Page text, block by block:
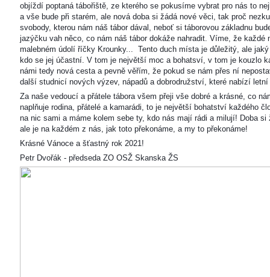
objíždí poptaná tábořiště, ze kterého se pokusíme vybrat pro nás to
a vše bude při starém, ale nová doba si žádá nové věci, tak proč
svobody, kterou nám náš tábor dával, neboť si táborovou základnu
jazýčku vah něco, co nám náš tábor dokáže nahradit. Víme, že
malebném údolí říčky Krounky... Tento duch místa je důležitý, ale
kdo se jej účastní. V tom je největší moc a bohatsví, v tom je kouzlo
námi tedy nová cesta a pevně věřím, že pokud se nám přes ní
další studnicí nových výzev, nápadů a dobrodružství, které nabízí letní
Za naše vedoucí a přátele tábora všem přeji vše dobré a krásné, co
naplňuje rodina, přátelé a kamarádi, to je největší bohatství každého
na nic sami a máme kolem sebe ty, kdo nás mají rádi a milují! Doba
ale je na každém z nás, jak toto překonáme, a my to překonáme!
Krásné Vánoce a šťastný rok 2021!
Petr Dvořák - předseda ZO OSŽ Skanska ŽS